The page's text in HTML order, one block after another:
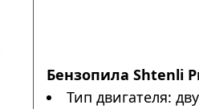
Бензопила Shtenli
Тип двигателя: